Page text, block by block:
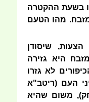
בשעת ההקטרה
מהו הטעם
הצעות, שיסודן
היא גזירה
לא גזרו
העם (ריטב"א
משום שהיא